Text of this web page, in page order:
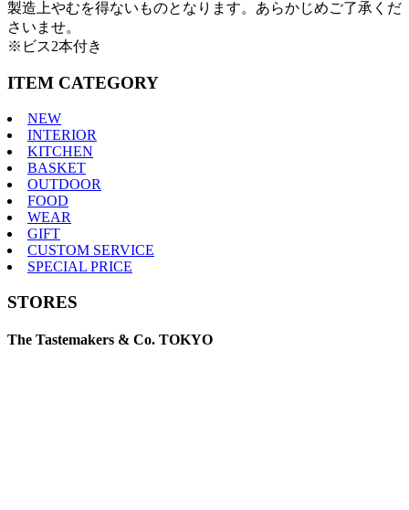
製造上やむを得ないものとなります。あらかじめご了承くだ
さいませ。
※ビス2本付き
ITEM CATEGORY
NEW
INTERIOR
KITCHEN
BASKET
OUTDOOR
FOOD
WEAR
GIFT
CUSTOM SERVICE
SPECIAL PRICE
STORES
The Tastemakers & Co. TOKYO